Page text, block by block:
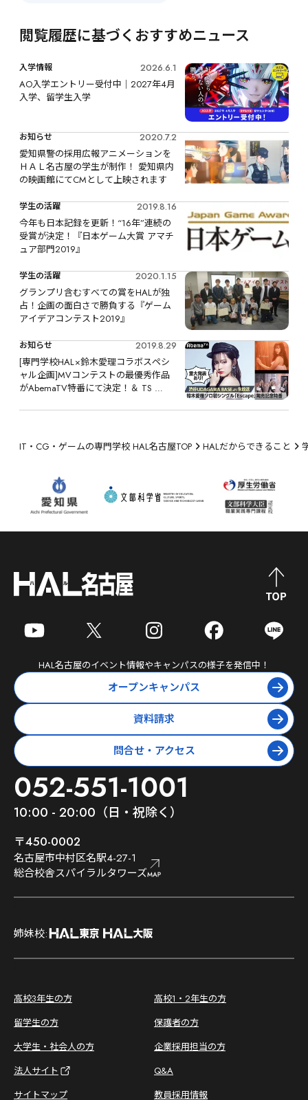
閲覧履歴に基づくおすすめニュース
入学情報
2026.6.1
AO入学エントリー受付中｜2027年4月
入学、留学生入学
お知らせ
2020.7.2
愛知県警の採用広報アニメーションを
ＨＡＬ名古屋の学生が制作！ 愛知県内
の映画館にてCMとして上映されます
学生の活躍
2019.8.16
今年も日本記録を更新！“16年”連続の
受賞が決定！『日本ゲーム大賞 アマチ
ュア部門2019』
学生の活躍
2020.1.15
グランプリ含むすべての賞をHALが独
占！企画の面白さで勝負する『ゲーム
アイデアコンテスト2019』
お知らせ
2019.8.29
[専門学校HAL×鈴木愛理コラボスペシ
ャル企画]MVコンテストの最優秀作品
がAbemaTV特番にて決定！＆ TS
グルがO.A.！
IT・CG・ゲームの専門学校 HAL名古屋TOP HALだからできること
HAL名古屋のイベント情報やキャンパスの様子を発信中！
オープンキャンパス
資料請求
問合せ・アクセス
052-551-1001
10:00 - 20:00（日・祝除く）
〒450-0002
名古屋市中村区名駅4-27-1
総合校舎スパイラルタワーズ
;
姉妹校:
;
高校3年生の方
高校1・2年生の方
留学生の方
保護者の方
大学生・社会人の方
企業採用担当の方
法人サイト
Q&A
サイトマップ
教員採用情報